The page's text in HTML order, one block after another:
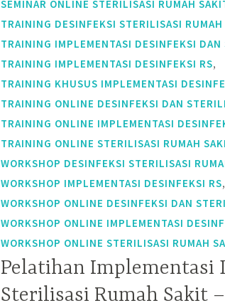
SEMINAR ONLINE STERILISASI RUMAH
TRAINING DESINFEKSI STERILISASI RUMAH
TRAINING IMPLEMENTASI DESINFEKSI
TRAINING IMPLEMENTASI DESINFEKSI RS,
TRAINING KHUSUS IMPLEMENTASI
TRAINING ONLINE DESINFEKSI DAN
TRAINING ONLINE IMPLEMENTASI
TRAINING ONLINE STERILISASI RUMAH
WORKSHOP DESINFEKSI STERILISASI
WORKSHOP IMPLEMENTASI DESINFEKSI RS,
WORKSHOP ONLINE DESINFEKSI DAN
WORKSHOP ONLINE IMPLEMENTASI
WORKSHOP ONLINE STERILISASI RUMAH
Pelatihan Implementasi
Sterilisasi Rumah Sakit